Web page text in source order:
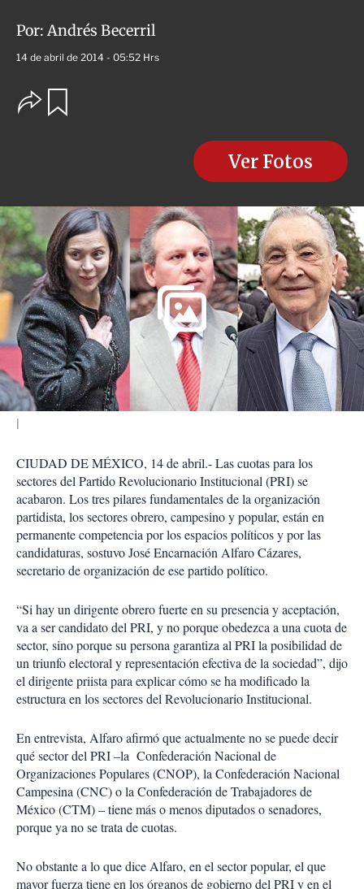
Por:Andrés Becerril
14 de abril de 2014 - 05:52 Hrs
O
p
s
e
c
o
m
p
a
r
t
i
r
Ver Fotos
CIUDAD DE MÉXICO, 14 de abril.- Las cuotas para los
sectores del Partido Revolucionario Institucional (PRI) se
acabaron. Los tres pilares fundamentales de la organización
partidista, los sectores obrero, campesino y popular, están en
permanente competencia por los espacios políticos y por las
candidaturas, sostuvo José Encarnación Alfaro Cázares,
secretario de organización de ese partido político.
“Si hay un dirigente obrero fuerte en su presencia y aceptación,
va a ser candidato del PRI, y no porque obedezca a una cuota de
sector, sino porque su persona garantiza al PRI la posibilidad de
un triunfo electoral y representación efectiva de la sociedad”, dijo
el dirigente priista para explicar cómo se ha modificado la
estructura en los sectores del Revolucionario Institucional.
En entrevista, Alfaro afirmó que actualmente no se puede decir
qué sector del PRI –la Confederación Nacional de
Organizaciones Populares (CNOP), la Confederación Nacional
Campesina (CNC) o la Confederación de Trabajadores de
México (CTM) – tiene más o menos diputados o senadores,
porque ya no se trata de cuotas.
No obstante a lo que dice Alfaro, en el sector popular, el que
mayor fuerza tiene en los órganos de gobierno del PRI y en el